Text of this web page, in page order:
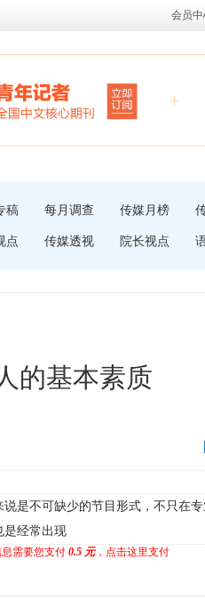
会员
稿 每月调查 传媒月榜
点 传媒透视 院长视点
的基本素质
不可缺少的节目形式，不只在专
是经常出现
需要您支付 0.5 元，点击这里支付